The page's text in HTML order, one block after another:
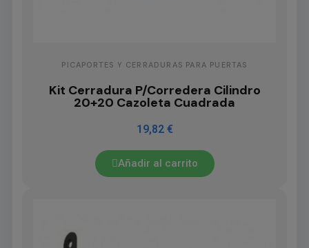
PICAPORTES Y CERRADURAS PARA PUERTAS
Kit Cerradura P/Corredera Cilindro
20+20 Cazoleta Cuadrada
19,82 €
Añadir al carrito